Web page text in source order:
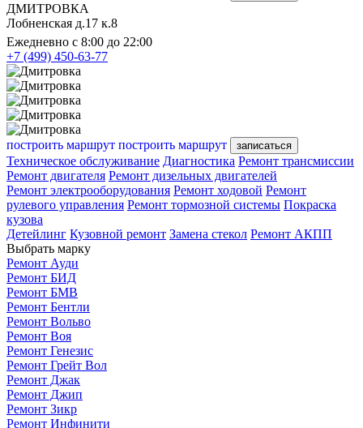
ДМИТРОВКА
Лобненская д.17 к.8
Ежедневно с 8:00 до 22:00
+7 (499) 450-63-77
построить маршрут построить маршрут записаться
Техническое обслуживание Диагностика Ремонт трансмиссии
Ремонт двигателя Ремонт дизельных двигателей
Ремонт электрооборудования Ремонт ходовой Ремонт
рулевого управления Ремонт тормозной системы Покраска
кузова
Детейлинг Кузовной ремонт Замена стекол Ремонт АКПП
Выбрать марку
Ремонт Ауди
Ремонт БИД
Ремонт БМВ
Ремонт Бентли
Ремонт Вольво
Ремонт Воя
Ремонт Генезис
Ремонт Грейт Вол
Ремонт Джак
Ремонт Джип
Ремонт Зикр
Ремонт Инфинити